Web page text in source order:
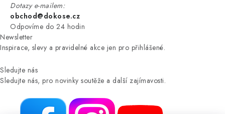
Dotazy e-mailem:
obchod@dokose.cz
Odpovíme do 24 hodin
Newsletter
Inspirace, slevy a pravidelné akce jen pro přihlášené.
Sledujte nás
Sledujte nás, pro novinky soutěže a další zajímavosti.